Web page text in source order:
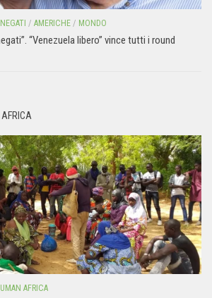
/ AMERICHE / MONDO
“Venezuela libero” vince tutti i round
AFRICA